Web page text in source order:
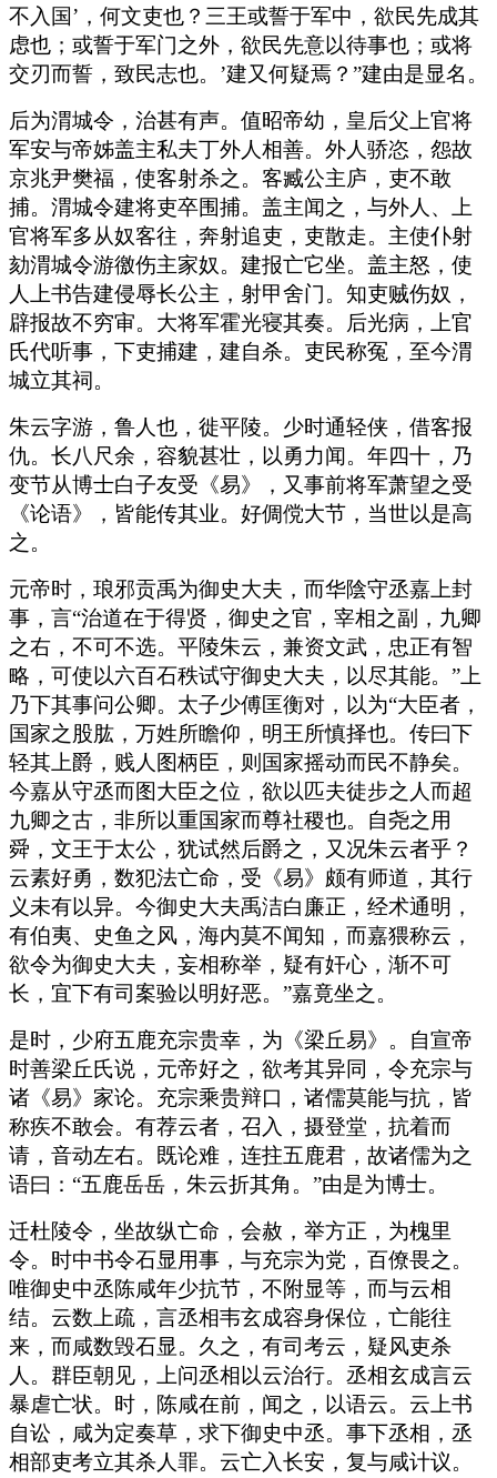
不入国’，何文吏也？三王或誓于军中，欲民先成其
虑也；或誓于军门之外，欲民先意以待事也；或将
交刃而誓，致民志也。’建又何疑焉？”建由是显名。
后为渭城令，治甚有声。值昭帝幼，皇后父上官将
军安与帝姊盖主私夫丁外人相善。外人骄恣，怨故
京兆尹樊福，使客射杀之。客臧公主庐，吏不敢
捕。渭城令建将吏卒围捕。盖主闻之，与外人、上
官将军多从奴客往，奔射追吏，吏散走。主使仆射
劾渭城令游徼伤主家奴。建报亡它坐。盖主怒，使
人上书告建侵辱长公主，射甲舍门。知吏贼伤奴，
辟报故不穷审。大将军霍光寝其奏。后光病，上官
氏代听事，下吏捕建，建自杀。吏民称冤，至今渭
城立其祠。
朱云字游，鲁人也，徙平陵。少时通轻侠，借客报
仇。长八尺余，容貌甚壮，以勇力闻。年四十，乃
变节从博士白子友受《易》，又事前将军萧望之受
《论语》，皆能传其业。好倜傥大节，当世以是高
之。
元帝时，琅邪贡禹为御史大夫，而华陰守丞嘉上封
事，言“治道在于得贤，御史之官，宰相之副，九卿
之右，不可不选。平陵朱云，兼资文武，忠正有智
略，可使以六百石秩试守御史大夫，以尽其能。”上
乃下其事问公卿。太子少傅匡衡对，以为“大臣者，
国家之股肱，万姓所瞻仰，明王所慎择也。传曰下
轻其上爵，贱人图柄臣，则国家摇动而民不静矣。
今嘉从守丞而图大臣之位，欲以匹夫徒步之人而超
九卿之古，非所以重国家而尊社稷也。自尧之用
舜，文王于太公，犹试然后爵之，又况朱云者乎？
云素好勇，数犯法亡命，受《易》颇有师道，其行
义未有以异。今御史大夫禹洁白廉正，经术通明，
有伯夷、史鱼之风，海内莫不闻知，而嘉猥称云，
欲令为御史大夫，妄相称举，疑有奸心，渐不可
长，宜下有司案验以明好恶。”嘉竟坐之。
是时，少府五鹿充宗贵幸，为《梁丘易》。自宣帝
时善梁丘氏说，元帝好之，欲考其异同，令充宗与
诸《易》家论。充宗乘贵辩口，诸儒莫能与抗，皆
称疾不敢会。有荐云者，召入，摄登堂，抗着而
请，音动左右。既论难，连拄五鹿君，故诸儒为之
语曰：“五鹿岳岳，朱云折其角。”由是为博士。
迁杜陵令，坐故纵亡命，会赦，举方正，为槐里
令。时中书令石显用事，与充宗为党，百僚畏之。
唯御史中丞陈咸年少抗节，不附显等，而与云相
结。云数上疏，言丞相韦玄成容身保位，亡能往
来，而咸数毁石显。久之，有司考云，疑风吏杀
人。群臣朝见，上问丞相以云治行。丞相玄成言云
暴虐亡状。时，陈咸在前，闻之，以语云。云上书
自讼，咸为定奏草，求下御史中丞。事下丞相，丞
相部吏考立其杀人罪。云亡入长安，复与咸计议。